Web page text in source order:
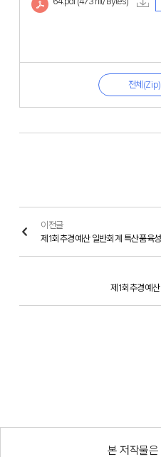
전체
이전글
제1회추경예산 일반회계 특산품육
제1회추경예
본 저작물